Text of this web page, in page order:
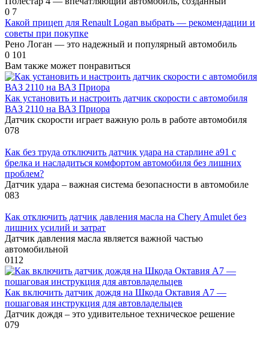
0 7
Какой прицеп для Renault Logan выбрать — рекомендации и
советы при покупке
Рено Логан — это надежный и популярный автомобиль
0 101
Вам также может понравиться
Как установить и настроить датчик скорости с автомобиля
ВАЗ 2110 на ВАЗ Приора
Датчик скорости играет важную роль в работе автомобиля
078
Как без труда отключить датчик удара на старлине а91 с
брелка и насладиться комфортом автомобиля без лишних
проблем?
Датчик удара – важная система безопасности в автомобиле
083
Как отключить датчик давления масла на Chery Amulet без
лишних усилий и затрат
Датчик давления масла является важной частью
автомобильной
0112
Как включить датчик дождя на Шкода Октавия А7 —
пошаговая инструкция для автовладельцев
Датчик дождя – это удивительное техническое решение
079